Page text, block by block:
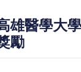
雄醫學大
勵